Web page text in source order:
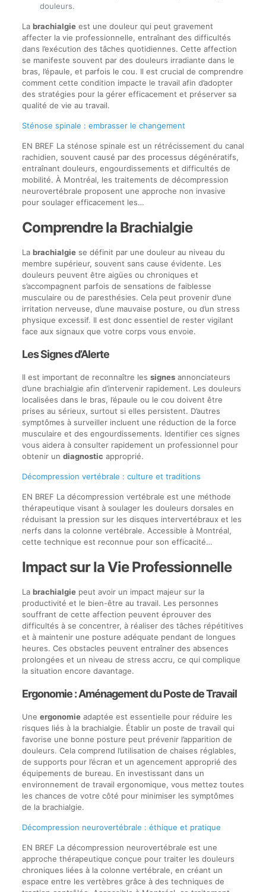
douleurs.
La brachialgieest une douleur qui peut gravement
affecter la vie professionnelle, entraînant des difficultés
dans l’exécution des tâches quotidiennes. Cette affection
se manifeste souvent par des douleurs irradiante dans le
bras, l’épaule, et parfois le cou. Il est crucial de comprendre
comment cette condition impacte le travail afin d’adopter
des stratégies pour la gérer efficacement et préserver sa
qualité de vie au travail.
Sténose spinale : embrasser le changement
EN BREF La sténose spinale est un rétrécissement du canal
rachidien, souvent causé par des processus dégénératifs,
entraînant douleurs, engourdissements et difficultés de
mobilité. À Montréal, les traitements de décompression
neurovertébrale proposent une approche non invasive
pour soulager efficacement les…
Comprendre la Brachialgie
La brachialgiese définit par une douleur au niveau du
membre supérieur, souvent sans cause évidente. Les
douleurs peuvent être aigües ou chroniques et
s’accompagnent parfois de sensations de faiblesse
musculaire ou de paresthésies. Cela peut provenir d’une
irritation nerveuse, d’une mauvaise posture, ou d’un stress
physique excessif. Il est donc essentiel de rester vigilant
face aux signaux que votre corps vous envoie.
Les Signes d’Alerte
Il est important de reconnaître les signesannonciateurs
d’une brachialgie afin d’intervenir rapidement. Les douleurs
localisées dans le bras, l’épaule ou le cou doivent être
prises au sérieux, surtout si elles persistent. D’autres
symptômes à surveiller incluent une réduction de la force
musculaire et des engourdissements. Identifier ces signes
vous aidera à consulter rapidement un professionnel pour
obtenir un diagnostic approprié.
Décompression vertébrale : culture et traditions
EN BREF La décompression vertébrale est une méthode
thérapeutique visant à soulager les douleurs dorsales en
réduisant la pression sur les disques intervertébraux et les
nerfs dans la colonne vertébrale. Accessible à Montréal,
cette technique est reconnue pour son efficacité…
Impact sur la Vie Professionnelle
La brachialgiepeut avoir un impact majeur sur la
productivité et le bien-être au travail. Les personnes
souffrant de cette affection peuvent éprouver des
difficultés à se concentrer, à réaliser des tâches répétitives
et à maintenir une posture adéquate pendant de longues
heures. Ces obstacles peuvent entraîner des absences
prolongées et un niveau de stress accru, ce qui complique
la situation encore davantage.
Ergonomie : Aménagement du Poste de Travail
Une ergonomieadaptée est essentielle pour réduire les
risques liés à la brachialgie. Établir un poste de travail qui
favorise une bonne posture peut prévenir l’apparition de
douleurs. Cela comprend l’utilisation de chaises réglables,
de supports pour l’écran et un agencement approprié des
équipements de bureau. En investissant dans un
environnement de travail ergonomique, vous mettez toutes
les chances de votre côté pour minimiser les symptômes
de la brachialgie.
Décompression neurovertébrale : éthique et pratique
EN BREF La décompression neurovertébrale est une
approche thérapeutique conçue pour traiter les douleurs
chroniques liées à la colonne vertébrale, en créant un
espace entre les vertèbres grâce à des techniques de